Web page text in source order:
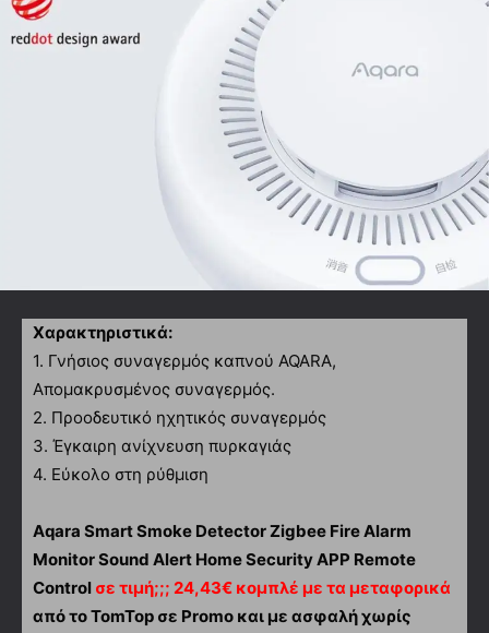
Χαρακτηριστικά:
1. Γνήσιος συναγερμός καπνού AQARA,
Απομακρυσμένος συναγερμός.
2. Προοδευτικό ηχητικός συναγερμός
3. Έγκαιρη ανίχνευση πυρκαγιάς
4. Εύκολο στη ρύθμιση
Aqara Smart Smoke Detector Zigbee Fire Alarm
Monitor Sound Alert Home Security APP Remote
Control σε τιμή;;; 24,43€ κομπλέ με τα μεταφορικά
από το TomTop σε Promo και με ασφαλή χωρίς